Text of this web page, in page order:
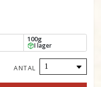
100g
I lager
ANTAL